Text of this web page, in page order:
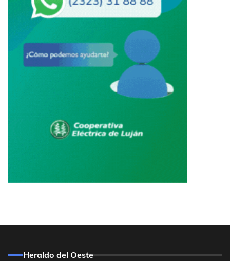
Heraldo del Oeste